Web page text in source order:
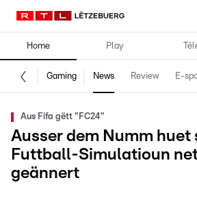
Home Play
Gaming News Review E-
Aus Fifa gëtt "FC24"
Ausser dem Numm huet
Futtball-Simulatioun
geännert